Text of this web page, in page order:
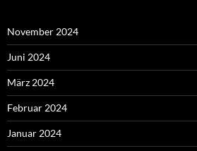
November 2024
Juni 2024
März 2024
Februar 2024
Januar 2024